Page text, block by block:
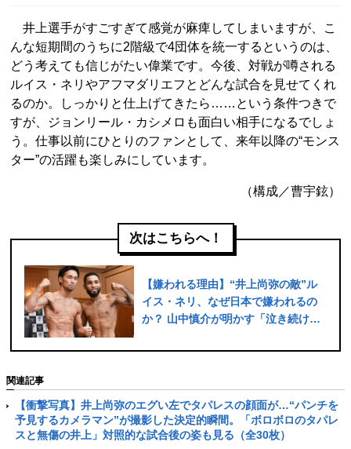
井上選手がすごすぎて感覚が麻痺してしまいますが、こ
んな短期間のうちに2階級で4団体を統一するというのは、
どう考えても信じがたい偉業です。今後、対戦が噂される
ルイス・ネリやアフマダリエフとどんな試合を見せてくれ
るのか。しっかりと仕上げてきたら……という条件つきで
すが、ジョンリール・カシメロも面白い相手になるでしょ
う。仕事以前にひとりのファンとして、来年以降の“モンス
ター”の活躍も楽しみにしています。
（構成／曹宇鉉）
次はこちらへ！
【嫌われる理由】“井上尚弥の敵”ル
イス・ネリ、なぜ日本で嫌われるの
か？ 山中慎介が明かす「泣き続けた
ドーピング違反」
関連記事
【衝撃写真】井上尚弥のエグい左でタパレスの顔面が…“パンチを
予見するカメラマン”が撮影した決定的瞬間。「ボロボロのタパレ
スと無傷の井上」対照的な試合後の姿も見る（全30枚）